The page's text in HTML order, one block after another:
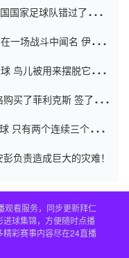
国家足球队错过了世界
一场战斗中闻名 伊万放
鸟儿被用来摆脱它
买了菲利克斯 签了7年
只有两个连续三个连续
负责造成巨大的灾难！
观看服务，同步更新拜仁
球集锦，方便随时点播
精彩赛事内容尽在24直播